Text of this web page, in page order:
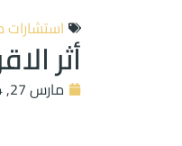
استشارات
أثر
مارس 27, 2024